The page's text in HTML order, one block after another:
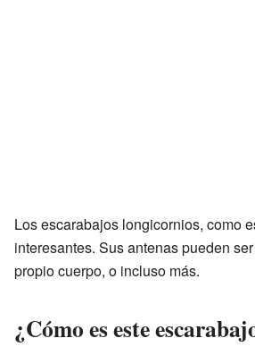
Los escarabajos longicornios, como
interesantes. Sus antenas pueden
propio cuerpo, o incluso más.
¿Cómo es este